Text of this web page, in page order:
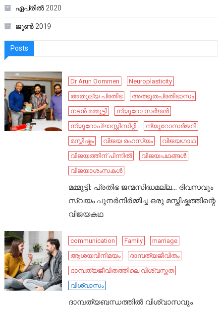
ഏപ്രിൽ 2020
ജൂൺ 2019
Posts
Dr Arun Oommen
Neuroplasticity
അതുല്യ പ്രതിഭ
അത്ഭുതപ്രതിഭാസം
നടൻ മമ്മൂട്ടി
ന്യൂറോ സർജൻ
ന്യൂറോപ്ലാസ്റ്റിസിറ്റി
ന്യൂറോസർജറി
മസ്തിഷ്കം
വിജയ രഹസ്യം
വിജയഗാഥ
വിജയത്തിന് പിന്നിൽ
വിജയപഥങ്ങൾ
വിജയാശംസകൾ
മമ്മൂട്ടി: പ്രതിഭ ജന്മസിദ്ധമല്ല… ദിവസവും
സ്വയം പുനർനിർമ്മിച്ച ഒരു മസ്തിഷ്കത്തിന്റെ
വിജയകഥ
communication Family
marriage
ആശയവിനിമയം
ദാമ്പത്യജീവിതം
ദാമ്പത്യജീവിതത്തിലെ വിശ്വസ്തത
വിശ്വാസം
ദാമ്പത്യബന്ധത്തിൽ വിശ്വാസവും